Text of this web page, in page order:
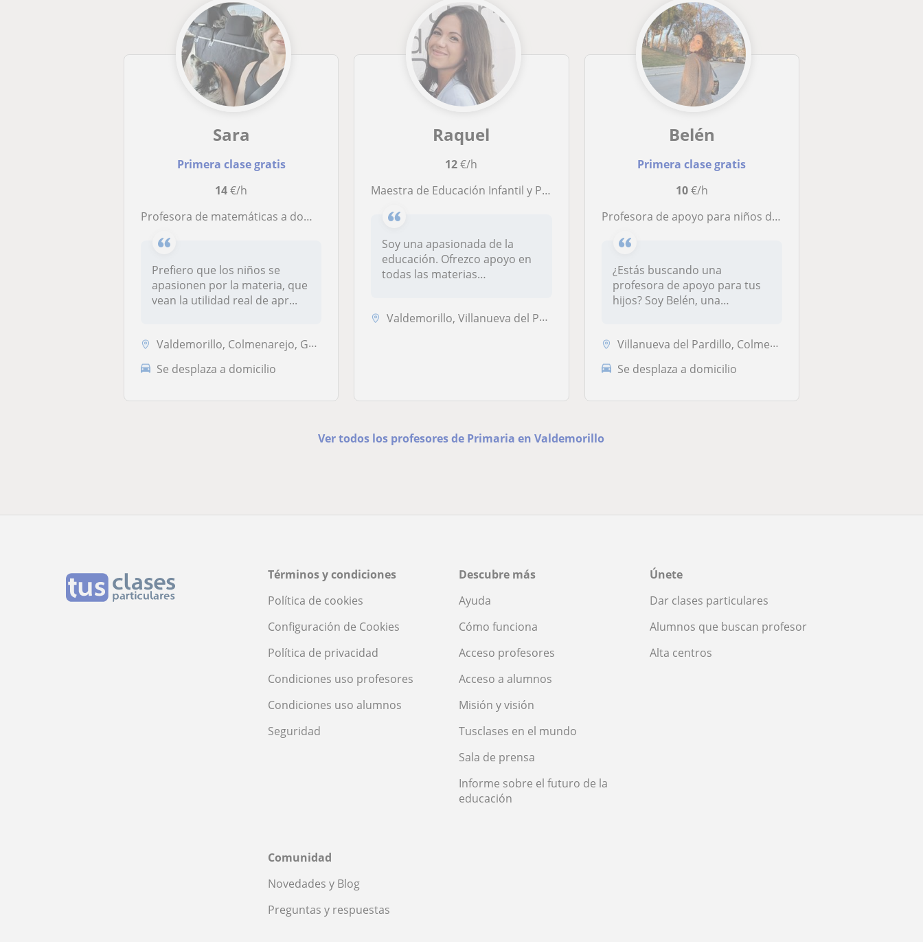
Sara
Primera clase gratis
14€/h
Profesora de matemáticas a domicilio con objetivo de hacer las clases amenas y fáciles de comprender
Prefiero que los niños se
apasionen por la materia, que
vean la utilidad real de apr...
Valdemorillo, Colmenarejo, Galapagar, Villanueva del Pardillo, Robledo...
Se desplaza a domicilio
Raquel
12€/h
Maestra de Educación Infantil y Pedagoga con 3 años de experiencia dando clases particulares ofrece refuerzo escolar
Soy una apasionada de la
educación. Ofrezco apoyo en
todas las materias
Valdemorillo, Villanueva del Pardillo, Villanueva de la Cañada
Belén
Primera clase gratis
10€/h
Profesora de apoyo para niños de primaria/secundaria de inglés y todo tipo de materias
¿Estás buscando una
profesora de apoyo para tus
hijos? Soy Belén, una
Villanueva del Pardillo, Colmenarejo, Valdemorillo, Villanueva de la C...
Se desplaza a domicilio
Ver todos los profesores de Primaria en Valdemorillo
Términos y condiciones
Política de cookies
Configuración de Cookies
Política de privacidad
Condiciones uso profesores
Condiciones uso alumnos
Seguridad
Descubre más
Ayuda
Cómo funciona
Acceso profesores
Acceso a alumnos
Misión y visión
Tusclases en el mundo
Sala de prensa
Informe sobre el futuro de la
educación
Únete
Dar clases particulares
Alumnos que buscan profesor
Alta centros
Comunidad
Novedades y Blog
Preguntas y respuestas